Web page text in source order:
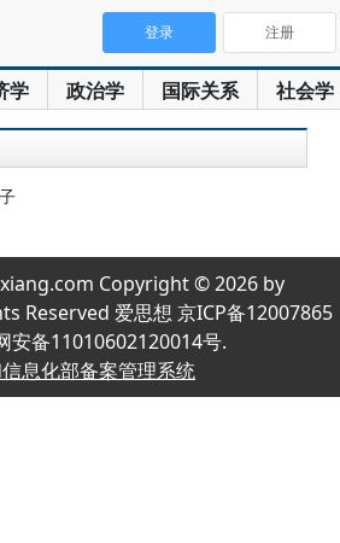
学 政治学 国际关系 社会学
登录 注册
Copyright © 2026 by
Reserved 爱思想 京ICP备12007865
安备11010602120014号.
息化部备案管理系统